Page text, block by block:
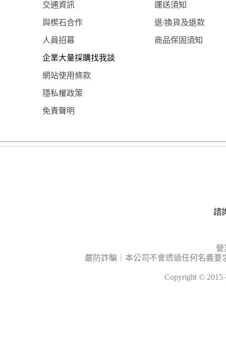
交通資訊 運送須知
與楔石合作 退/換貨及退款
人員招募 商品保固須知
企業大量採購找我談
網站使用條款
隱私權政策
免責聲明
諮
營
嚴防詐騙｜本公司不會透過任何名義
Copyright ©